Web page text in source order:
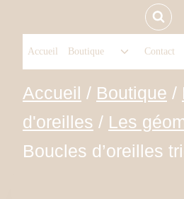
contenu
Accueil Boutique
Ouvrir/
enfant
Contact
Accueil / Boutique /
d'oreilles / Les
Boucles d’oreilles